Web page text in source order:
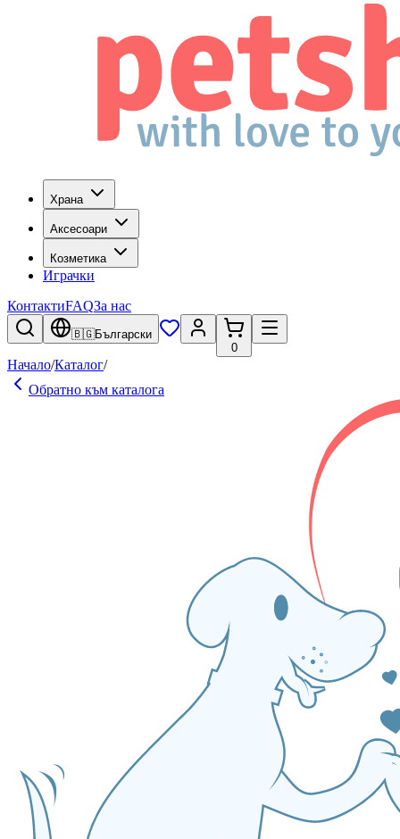
Храна
Аксесоари
Козметика
Играчки
КонтактиFAQЗа нас
🇧🇬Български
0
Начало/Каталог/
Обратно към каталога